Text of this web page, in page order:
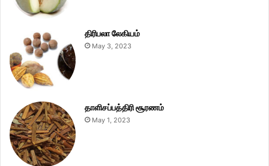
திரிபலா லேகியம்
May 3, 2023
தாளிசப்பத்திரி சூரணம்
May 1, 2023